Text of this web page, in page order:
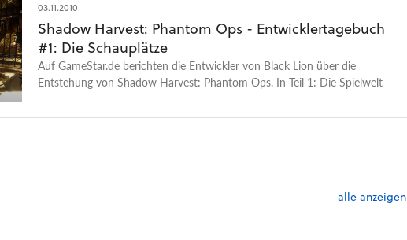
03.11.2010
Shadow Harvest: Phantom Ops - Entwicklertagebuch
#1: Die Schauplätze
Auf GameStar.de berichten die Entwickler von Black Lion über die
Entstehung von Shadow Harvest: Phantom Ops. In Teil 1: Die Spielwelt
alle anzeigen